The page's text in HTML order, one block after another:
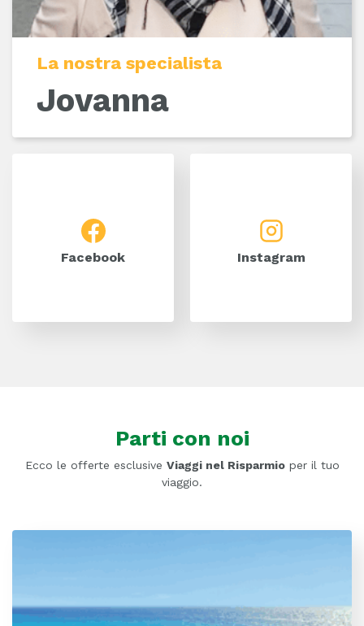
La nostra specialista
Jovanna
Facebook Instagram
Parti con noi
Ecco le offerte esclusive Viaggi nel Risparmioper il tuo
viaggio.